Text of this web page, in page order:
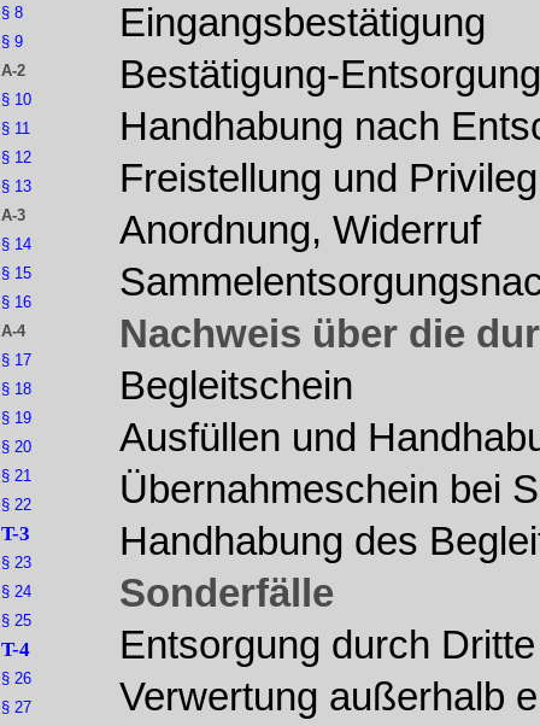
§ 8
§ 9
A-2
§ 10
§ 11
§ 12
§ 13
A-3
§ 14
§ 15
§ 16
A-4
§ 17
§ 18
§ 19
§ 20
§ 21
§ 22
T-3
§ 23
§ 24
§ 25
T-4
§ 26
§ 27
Eingangsbestätigung
Bestätigung-
Handhabung nach
Freistellung und
Anordnung, Widerruf
Nachweis über die
Begleitschein
Ausfüllen und
Übernahmeschein bei
Handhabung des
Sonderfälle
Entsorgung durch Dritte
Verwertung außerhalb